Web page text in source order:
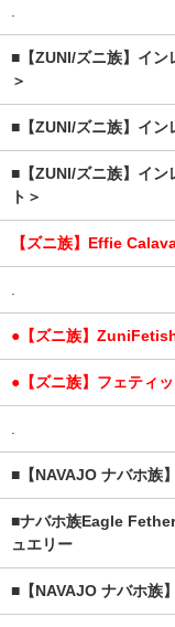
■【ZUNI/ズニ族】イン
＞
■【ZUNI/ズニ族】イン
■【ZUNI/ズニ族】イン
ト＞
【ズニ族】Effie
●【ズニ族】
●【ズニ族】フェティ
■【NAVAJO ナバホ族
■ナバホ族Eagle
ュエリー
■【NAVAJO ナバホ族